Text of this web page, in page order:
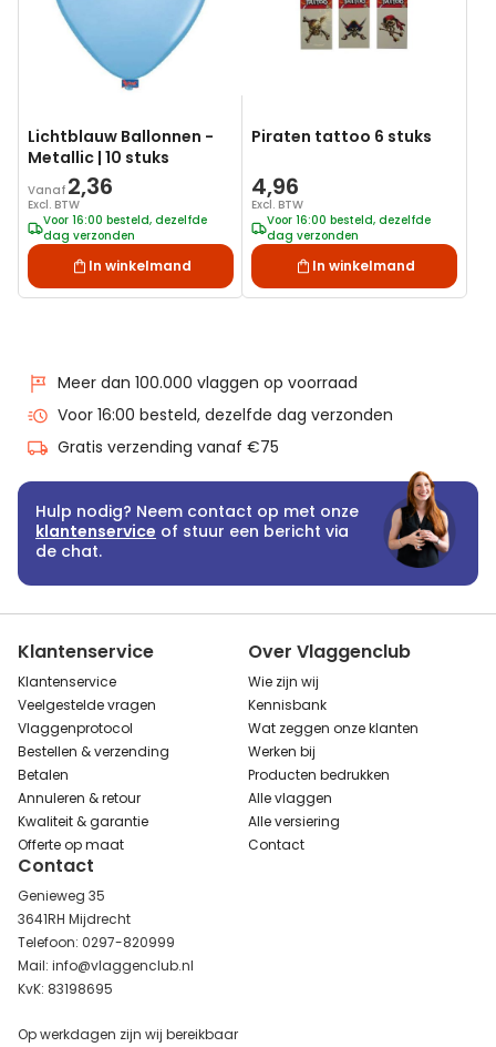
Lichtblauw Ballonnen -
Metallic | 10 stuks
Vanaf 2,36
Excl. BTW
Voor 16:00 besteld, dezelfde
dag verzonden
In winkelmand
Piraten tattoo 6 stuks
4,96
Excl. BTW
Voor 16:00 besteld, dezelfde
dag verzonden
In winkelmand
Meer dan 100.000 vlaggen op voorraad
Voor 16:00 besteld, dezelfde dag verzonden
Gratis verzending vanaf €75
Hulp nodig? Neem contact op met onze
klantenservice of stuur een bericht via
de chat.
Klantenservice
Klantenservice
Veelgestelde vragen
Vlaggenprotocol
Bestellen & verzending
Betalen
Annuleren & retour
Kwaliteit & garantie
Offerte op maat
Over Vlaggenclub
Wie zijn wij
Kennisbank
Wat zeggen onze klanten
Werken bij
Producten bedrukken
Alle vlaggen
Alle versiering
Contact
Contact
Genieweg 35
3641RH Mijdrecht
Telefoon: 0297-820999
Mail: info@vlaggenclub.nl
KvK: 83198695
Op werkdagen zijn wij bereikbaar